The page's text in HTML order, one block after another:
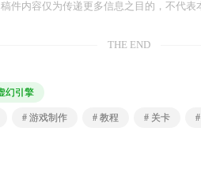
件内容仅为传递更多信息之目的，不代
THE END
幻引擎
# 游戏制作 # 教程 # 关卡